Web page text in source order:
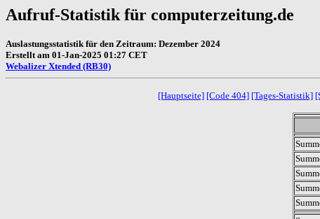
Aufruf-Statistik für computerzeitung.de
Auslastungsstatistik für den Zeitraum: Dezember 2024
Erstellt am 01-Jan-2025 01:27 CET
Webalizer Xtended (RB30)
[Hauptseite] [Code 404] [Tages-Statistik]